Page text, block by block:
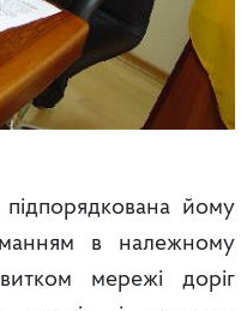
йому
в належному
мережі доріг